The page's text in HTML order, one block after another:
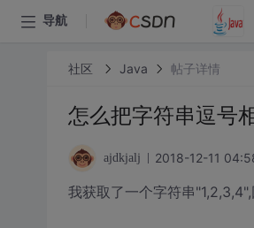
导航
社区 Java 帖子详情
怎么把字符串逗号
ajdkjalj 2018-12-11
我获取了一个字符串